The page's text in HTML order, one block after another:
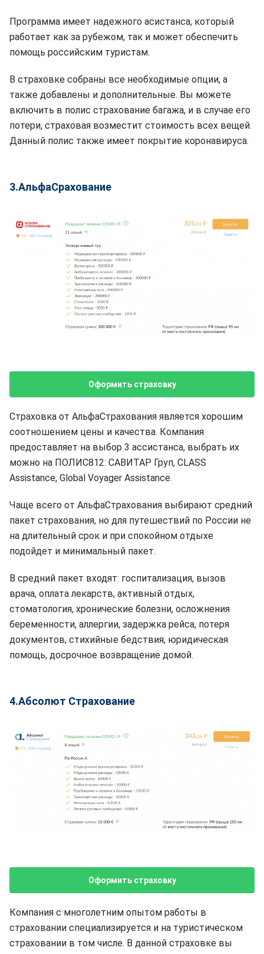
Программа имеет надежного асистанса, который
работает как за рубежом, так и может обеспечить
помощь российским туристам.
В страховке собраны все необходимые опции, а
также добавлены и дополнительные. Вы можете
включить в полис страхование багажа, и в случае его
потери, страховая возместит стоимость всех вещей.
Данный полис также имеет покрытие коронавируса.
3.АльфаСрахование
Оформить страховку
Страховка от АльфаСтрахования является хорошим
соотношением цены и качества. Компания
предоставляет на выбор 3 ассистанса, выбрать их
можно на ПОЛИС812: САВИТАР Груп, CLASS
Assistance, Global Voyager Assistance.
Чаще всего от АльфаСтрахования выбирают средний
пакет страхования, но для путешествий по России не
на длительный срок и при спокойном отдыхе
подойдет и минимальный пакет.
В средний пакет входят: госпитализация, вызов
врача, оплата лекарств, активный отдых,
стоматология, хронические болезни, осложнения
беременности, аллергии, задержка рейса, потеря
документов, стихийные бедствия, юридическая
помощь, досрочное возвращение домой.
4.Абсолют Страхование
Оформить страховку
Компания с многолетним опытом работы в
страховании специализируется и на туристическом
страховании в том числе. В данной страховке вы